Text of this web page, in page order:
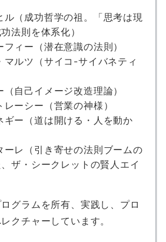
ル（成功哲学の祖。「思考は現
法則を体系化）
ィー（潜在意識の法則）
マルツ（サイコ-サイバネティ
自己イメージ改造理論）
ーシー（営業の神様）
ギー（道は開ける・人を動か
ーレ（引き寄せの法則ブームの
ザ・シークレットの賢人エイ
グラムを所有、実践し、プロ
クチャーしています。